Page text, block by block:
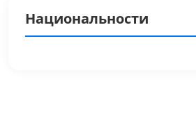
Национальности